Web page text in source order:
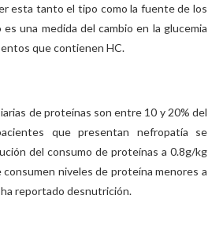
esta tanto el tipo como la fuente de los
una medida del cambio en la glucemia
que contienen HC.
de proteínas son entre 10 y 20% del
que presentan nefropatía se
del consumo de proteínas a 0.8g/kg
consumen niveles de proteína menores a
reportado desnutrición.